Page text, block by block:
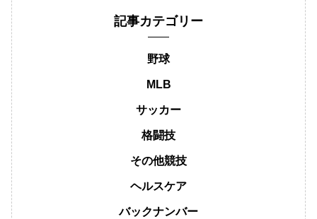
記事カテゴリー
野球
MLB
サッカー
格闘技
その他競技
ヘルスケア
バックナンバー